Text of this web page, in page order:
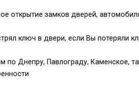
открытие замков дверей,
ключ в двери, если Вы потеряли
по Днепру, Павлограду, Каменское,